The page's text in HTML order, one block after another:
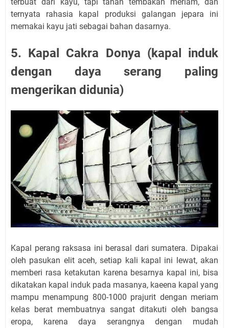
ternyata rahasia kapal produksi galangan jepara ini
memakai kayu jati sebagai bahan dasarnya.
5. Kapal Cakra Donya (kapal induk
dengan daya serang paling
mengerikan didunia)
Kapal perang raksasa ini berasal dari sumatera. Dipakai
oleh pasukan elit aceh, setiap kali kapal ini lewat, akan
memberi rasa ketakutan karena besarnya kapal ini, bisa
dikatakan kapal induk pada masanya, kaeena kapal yang
mampu menampung 800-1000 prajurit dengan meriam
kelas berat membuatnya sangat ditakuti oleh bangsa
eropa, karena daya serangnya dengan mudah